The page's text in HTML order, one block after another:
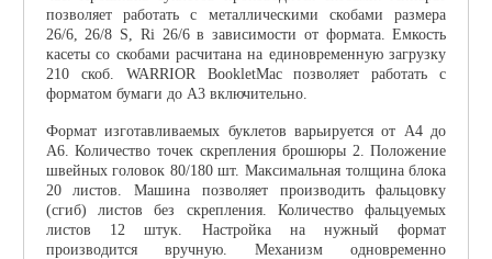
позволяет работать с металлическими скобами размера
26/6, 26/8 S, Ri 26/6 в зависимости от формата. Емкость
касеты со скобами расчитана на единовременную загрузку
210 скоб. WARRIOR BookletMac позволяет работать с
форматом бумаги до А3 включительно.
Формат изготавливаемых буклетов варьируется от А4 до
А6. Количество точек скрепления брошюры 2. Положение
швейных головок 80/180 шт. Максимальная толщина блока
20 листов. Машина позволяет производить фальцовку
(сгиб) листов без скрепления. Количество фальцуемых
листов 12 штук. Настройка на нужный формат
производится вручную. Механизм одновременно